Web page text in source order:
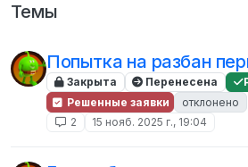
Темы
Попытка на разбан
Закрыта Перенесена
Решенные заявки
отклонено
2
15 нояб. 2025 г., 19:04